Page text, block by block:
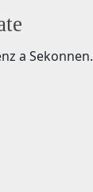
a Sekonnen.